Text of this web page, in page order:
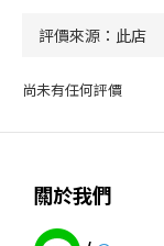
尚未有任何評價
關於我們